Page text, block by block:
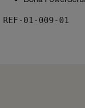
REF-01-009-01